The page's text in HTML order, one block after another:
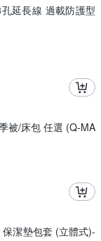
延長線 過載防護型
被/床包 任選 (Q-MA
潔墊包套 (立體式)-